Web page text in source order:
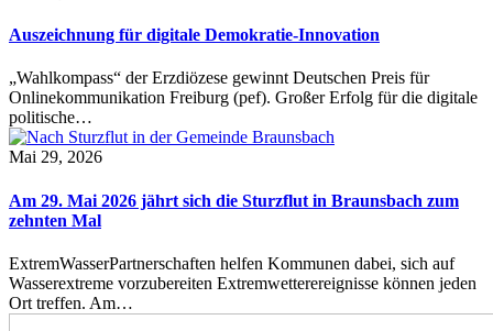
Auszeichnung für digitale Demokratie-Innovation
„Wahlkompass“ der Erzdiözese gewinnt Deutschen Preis für
Onlinekommunikation Freiburg (pef). Großer Erfolg für die digitale
politische…
Mai 29, 2026
Am 29. Mai 2026 jährt sich die Sturzflut in Braunsbach zum
zehnten Mal
ExtremWasserPartnerschaften helfen Kommunen dabei, sich auf
Wasserextreme vorzubereiten Extremwetterereignisse können jeden
Ort treffen. Am…